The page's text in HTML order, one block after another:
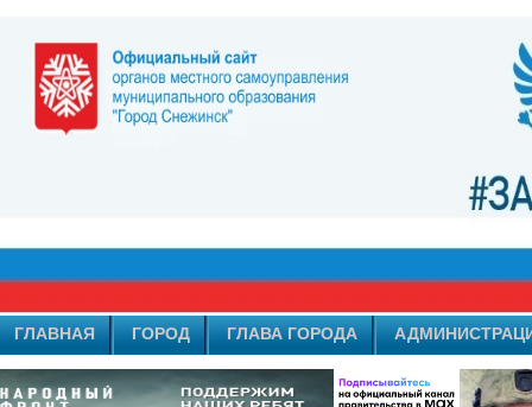
ГЛАВНАЯ ГОРОД ГЛАВА ГОРОДА